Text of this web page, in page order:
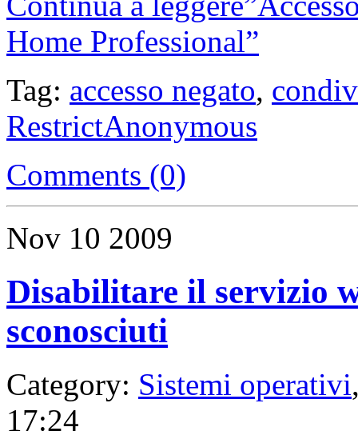
Home Professional”
Tag: accesso negato,
RestrictAnonymous
Comments (0)
Nov 10 2009
Disabilitare il servizio
sconosciuti
Category: Sistemi operativi
17:24